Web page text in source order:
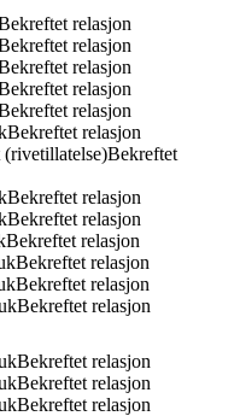
relasjon
relasjon
relasjon
relasjon
relasjon
Bekreftet relasjon
Bekreftet
Bekreftet relasjon
Bekreftet relasjon
Bekreftet relasjon
Bekreftet relasjon
Bekreftet relasjon
Bekreftet relasjon
Bekreftet relasjon
Bekreftet relasjon
Bekreftet relasjon